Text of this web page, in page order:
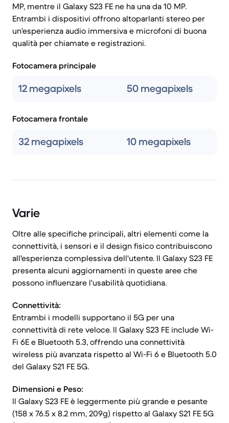
MP, mentre il Galaxy S23 FE ne ha una da 10 MP.
Entrambi i dispositivi offrono altoparlanti stereo per
un'esperienza audio immersiva e microfoni di buona
qualità per chiamate e registrazioni.
Fotocamera principale
12 megapixels 50 megapixels
Fotocamera frontale
32 megapixels 10 megapixels
Varie
Oltre alle specifiche principali, altri elementi come la
connettività, i sensori e il design fisico contribuiscono
all'esperienza complessiva dell'utente. Il Galaxy S23 FE
presenta alcuni aggiornamenti in queste aree che
possono influenzare l'usabilità quotidiana.
Connettività:
Entrambi i modelli supportano il 5G per una
connettività di rete veloce. Il Galaxy S23 FE include Wi-
Fi 6E e Bluetooth 5.3, offrendo una connettività
wireless più avanzata rispetto al Wi-Fi 6 e Bluetooth 5.0
del Galaxy S21 FE 5G.
Dimensioni e Peso:
Il Galaxy S23 FE è leggermente più grande e pesante
(158 x 76.5 x 8.2 mm, 209g) rispetto al Galaxy S21 FE 5G